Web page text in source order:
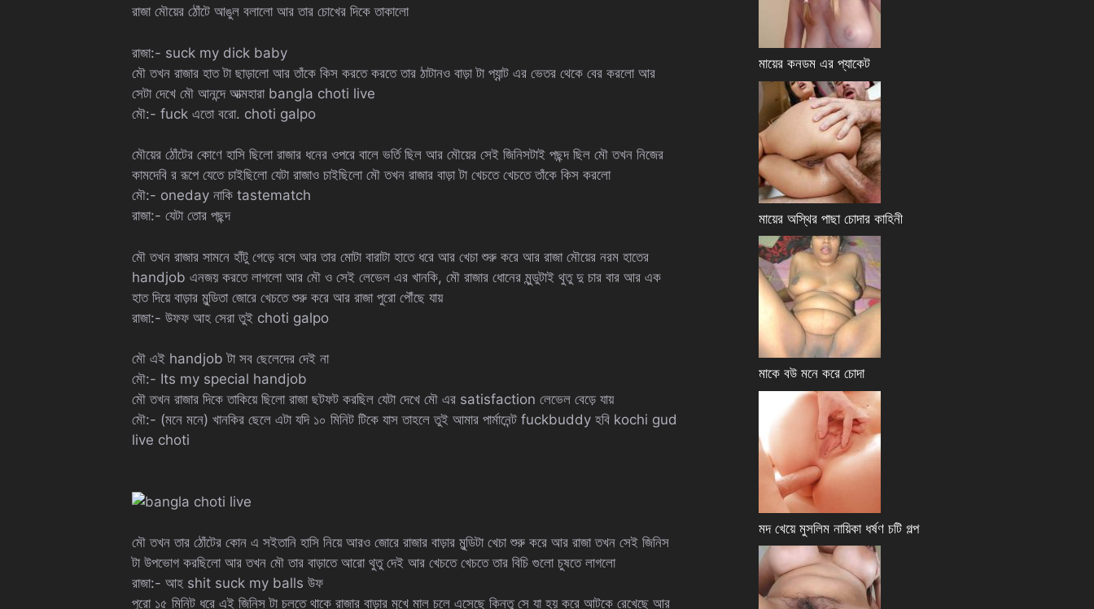
রাজা মৌয়ের ঠোঁটে আঙুল বলালো আর তার চোখের দিকে তাকালো
রাজা:- suck my dick baby
মৌ তখন রাজার হাত টা ছাড়ালো আর তাঁকে কিস করতে করতে তার ঠাটানও বাড়া টা প্যান্ট এর ভেতর থেকে বের করলো আর
সেটা দেখে মৌ আনন্দে আত্মহারা bangla choti live
মৌ:- fuck এতো বরো. choti galpo
মৌয়ের ঠোঁটের কোণে হাসি ছিলো রাজার ধনের ওপরে বালে ভর্তি ছিল আর মৌয়ের সেই জিনিসটাই পছন্দ ছিল মৌ তখন নিজের
কামদেবি র রূপে যেতে চাইছিলো যেটা রাজাও চাইছিলো মৌ তখন রাজার বাড়া টা খেচতে খেচতে তাঁকে কিস করলো
মৌ:- oneday নাকি tastematch
রাজা:- যেটা তোর পছন্দ
মৌ তখন রাজার সামনে হাঁটু গেড়ে বসে আর তার মোটা বারাটা হাতে ধরে আর খেচা শুরু করে আর রাজা মৌয়ের নরম হাতের
handjob এনজয় করতে লাগলো আর মৌ ও সেই লেভেল এর খানকি, মৌ রাজার ধোনের মুন্ডুটাই থুতু দু চার বার আর এক
হাত দিয়ে বাড়ার মুন্ডিতা জোরে খেচতে শুরু করে আর রাজা পুরো পৌঁছে যায়
রাজা:- উফফ আহ সেরা তুই choti galpo
মৌ এই handjob টা সব ছেলেদের দেই না
মৌ:- Its my special handjob
মৌ তখন রাজার দিকে তাকিয়ে ছিলো রাজা ছটফট করছিল যেটা দেখে মৌ এর satisfaction লেভেল বেড়ে যায়
মৌ:- (মনে মনে) খানকির ছেলে এটা যদি ১০ মিনিট টিকে যাস তাহলে তুই আমার পার্মানেন্ট fuckbuddy হবি kochi gud
live choti
মৌ তখন তার ঠোঁটের কোন এ সইতানি হাসি নিয়ে আরও জোরে রাজার বাড়ার মুন্ডিটা খেচা শুরু করে আর রাজা তখন সেই জিনিস
টা উপভোগ করছিলো আর তখন মৌ তার বাড়াতে আরো থুতু দেই আর খেচতে খেচতে তার বিচি গুলো চুষতে লাগলো
রাজা:- আহ shit suck my balls উফ
পুরো ১৫ মিনিট ধরে এই জিনিস টা চলতে থাকে রাজার বাড়ার মুখে মাল চলে এসেছে কিন্তু সে যা হয় করে আটকে রেখেছে আর
মায়ের কনডম এর প্যাকেট
মায়ের অস্থির পাছা চোদার কাহিনী
মাকে বউ মনে করে চোদা
মদ খেয়ে মুসলিম নায়িকা ধর্ষণ চটি গল্প